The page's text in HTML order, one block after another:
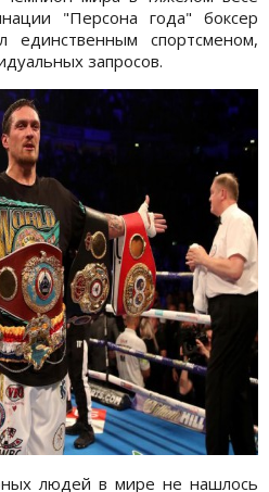
"Персона года" боксер
спортсменом,
запросов.
людей в мире не нашлось